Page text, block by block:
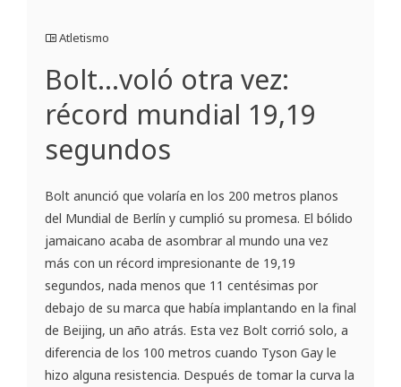
Atletismo
Bolt…voló otra vez:
récord mundial 19,19
segundos
Bolt anunció que volaría en los 200 metros planos
del Mundial de Berlín y cumplió su promesa. El bólido
jamaicano acaba de asombrar al mundo una vez
más con un récord impresionante de 19,19
segundos, nada menos que 11 centésimas por
debajo de su marca que había implantando en la final
de Beijing, un año atrás. Esta vez Bolt corrió solo, a
diferencia de los 100 metros cuando Tyson Gay le
hizo alguna resistencia. Después de tomar la curva la